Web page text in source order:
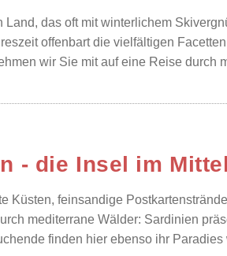
Land, das oft mit winterlichem
offenbart die vielfältigen
wir Sie mit auf eine Reise durch
- die Insel im
Küsten, feinsandige
mediterrane Wälder: Sardinien
finden hier ebenso ihr